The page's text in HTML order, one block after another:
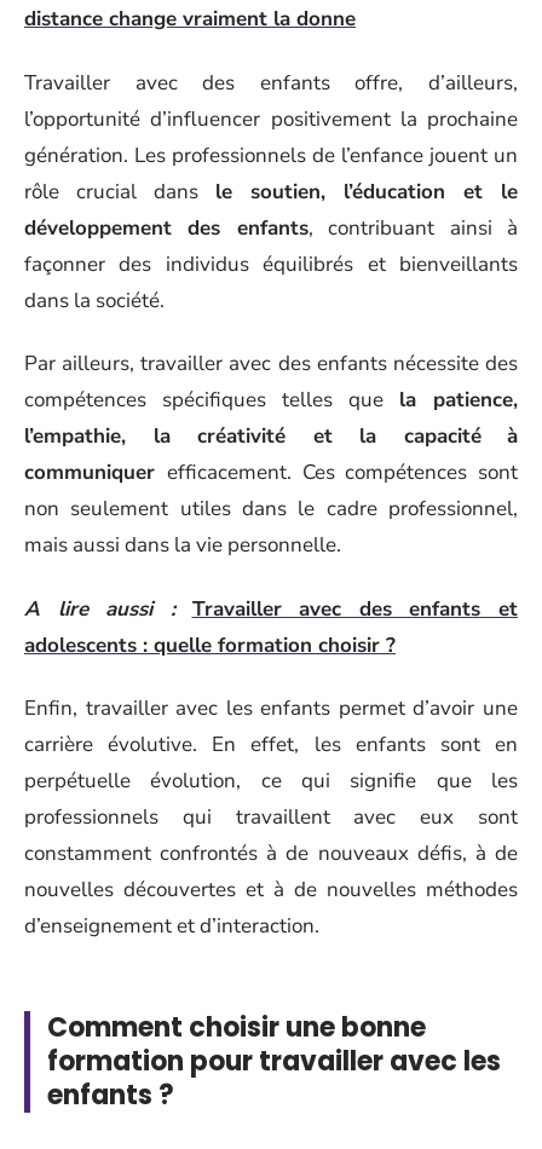
distance change vraiment la donne
Travailler avec des enfants offre, d’ailleurs,
l’opportunité d’influencer positivement la prochaine
génération. Les professionnels de l’enfance jouent un
rôle crucial dans le soutien, l’éducation et le
développement des enfants, contribuant ainsi à
façonner des individus équilibrés et bienveillants
dans la société.
Par ailleurs, travailler avec des enfants nécessite des
compétences spécifiques telles que la patience,
l’empathie, la créativité et la capacité
à
communiquer efficacement. Ces compétences sont
non seulement utiles dans le cadre professionnel,
mais aussi dans la vie personnelle.
A lire aussi :
Travailler avec des enfants et
adolescents : quelle formation choisir ?
Enfin, travailler avec les enfants permet d’avoir une
carrière évolutive. En effet, les enfants sont en
perpétuelle évolution, ce qui signifie que les
professionnels qui travaillent avec eux sont
constamment confrontés à de nouveaux défis, à de
nouvelles découvertes et à de nouvelles méthodes
d’enseignement et d’interaction.
Comment choisir une bonne
formation pour travailler avec les
enfants ?